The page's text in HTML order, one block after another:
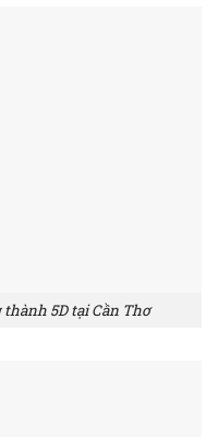
5D tại Cần Thơ